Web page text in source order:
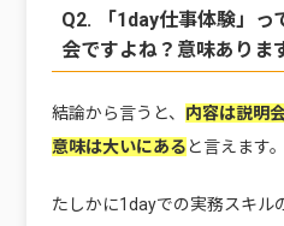
Q2. 「1day仕事体験」っ
会ですよね？意味ありま
結論から言うと、 内容は説明
意味は大いにあると言えます。
たしかに1dayでの実務スキル